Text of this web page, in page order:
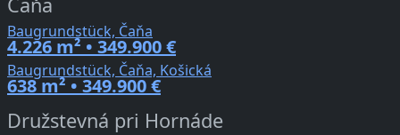
Baugrundstück, Čaňa
4.226 m² • 349.900 €
Baugrundstück, Čaňa, Košická
638 m² • 349.900 €
Družstevná pri Hornáde